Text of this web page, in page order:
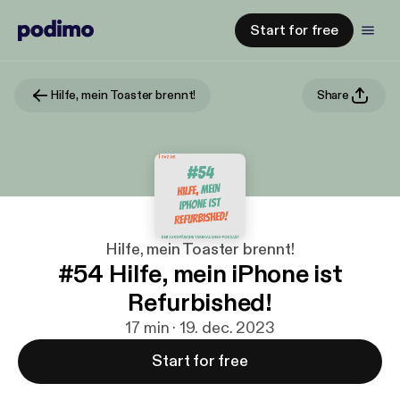
Start for free
Hilfe, mein Toaster brennt! Share
Hilfe, mein Toaster brennt!
#54 Hilfe, mein iPhone ist
Refurbished!
17 min · 19. dec. 2023
Start for free